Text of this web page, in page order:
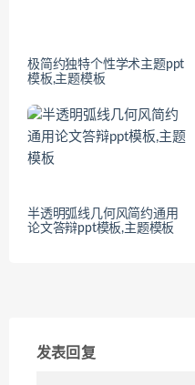
极简约独特个性学术主题ppt
模板,主题模板
半透明弧线几何风简约通用
论文答辩ppt模板,主题模板
发表回复